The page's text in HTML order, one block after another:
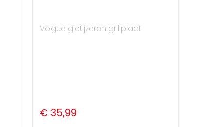
Vogue gietijzeren grillplaat
€ 35,99